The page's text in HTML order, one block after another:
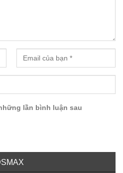
lần bình luận sau